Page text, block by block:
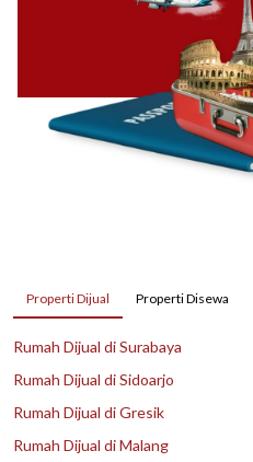
Properti Dijual Properti Disewa
Rumah Dijual di Surabaya
Rumah Dijual di Sidoarjo
Rumah Dijual di Gresik
Rumah Dijual di Malang